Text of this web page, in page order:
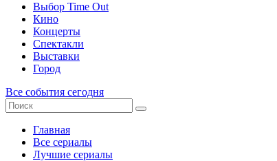
Выбор Time Out
Кино
Концерты
Спектакли
Выставки
Город
Все события сегодня
Главная
Все сериалы
Лучшие сериалы